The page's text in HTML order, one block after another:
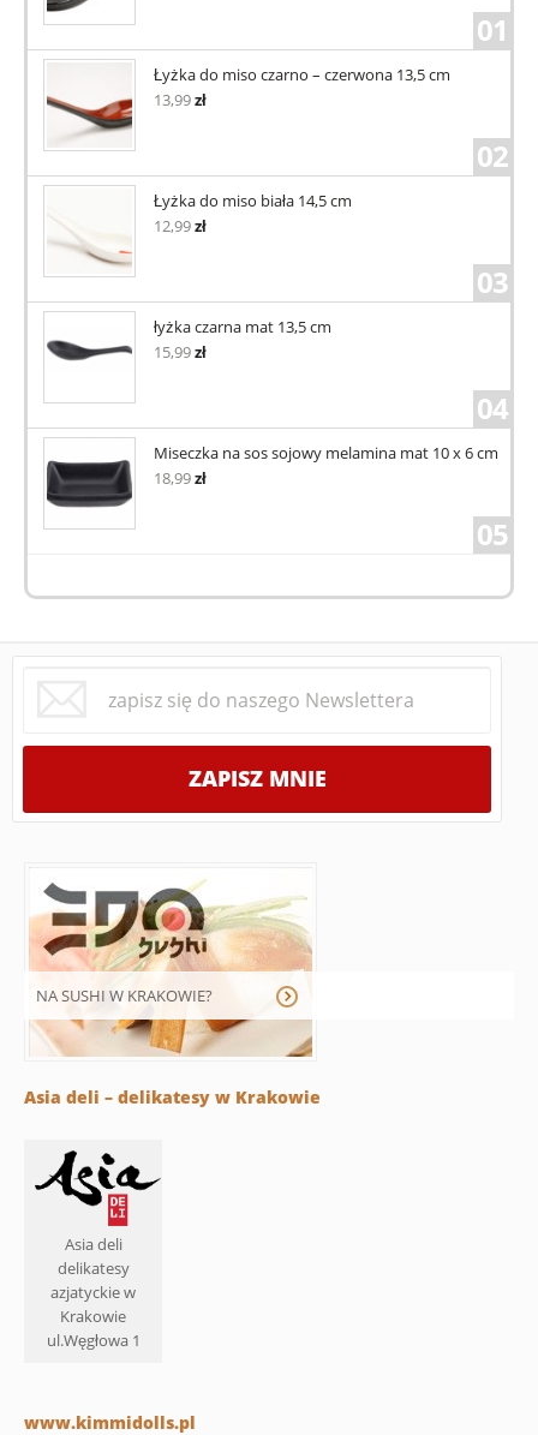
01
Łyżka do miso czarno – czerwona 13,5 cm
13,99zł
02
Łyżka do miso biała 14,5 cm
12,99zł
03
łyżka czarna mat 13,5 cm
15,99zł
04
Miseczka na sos sojowy melamina mat 10 x 6 cm
18,99zł
05
NA SUSHI W KRAKOWIE?
Asia deli – delikatesy w Krakowie
Asia deli
delikatesy
azjatyckie w
Krakowie
ul.Węgłowa 1
www.kimmidolls.pl